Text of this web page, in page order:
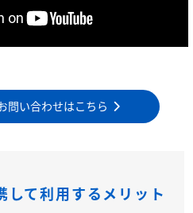
問い合わせはこちら
して利用するメリット